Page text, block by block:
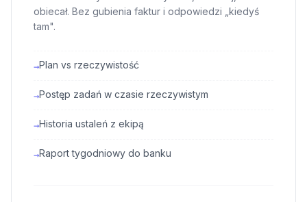
obiecał. Bez gubienia faktur i odpowiedzi „kiedyś
tam".
→Plan vs rzeczywistość
→Postęp zadań w czasie rzeczywistym
→Historia ustaleń z ekipą
→Raport tygodniowy do banku